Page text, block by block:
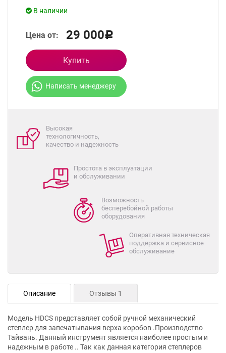
В наличии
Цена от: 29 000Р
Купить
Написать менеджеру
Высокая
технологичность,
качество и надежность
Простота в эксплуатации
и обслуживании
Возможность
бесперебойной работы
оборудования
Оперативная техническая
поддержка и сервисное
обслуживание
Описание Отзывы 1
Модель HDCS представляет собой ручной механический
степлер для запечатывания верха коробов .Производство
Тайвань. Данный инструмент является наиболее простым и
надежным в работе .. Так как данная категория степлеров